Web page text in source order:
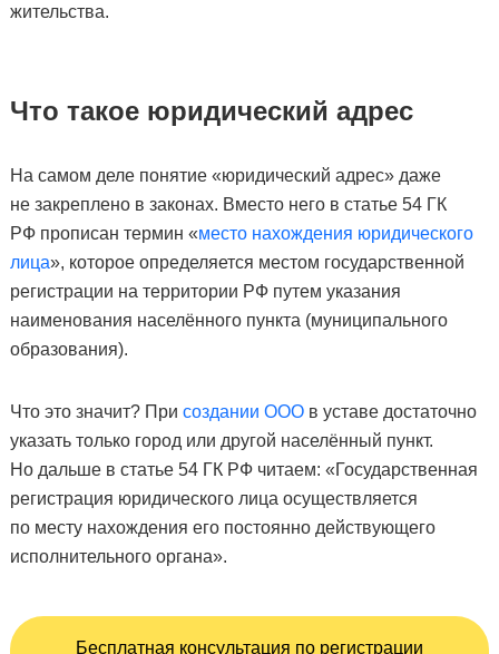
жительства.
Что такое юридический адрес
На самом деле понятие «юридический адрес» даже
не закреплено в законах. Вместо него в статье 54 ГК
РФ прописан термин «место нахождения юридического
лица», которое определяется местом государственной
регистрации на территории РФ путем указания
наименования населённого пункта (муниципального
образования).
Что это значит? При создании ОООв уставе достаточно
указать только город или другой населённый пункт.
Но дальше в статье 54 ГК РФ читаем: «Государственная
регистрация юридического лица осуществляется
по месту нахождения его постоянно действующего
исполнительного органа».
Бесплатная консультация по регистрации